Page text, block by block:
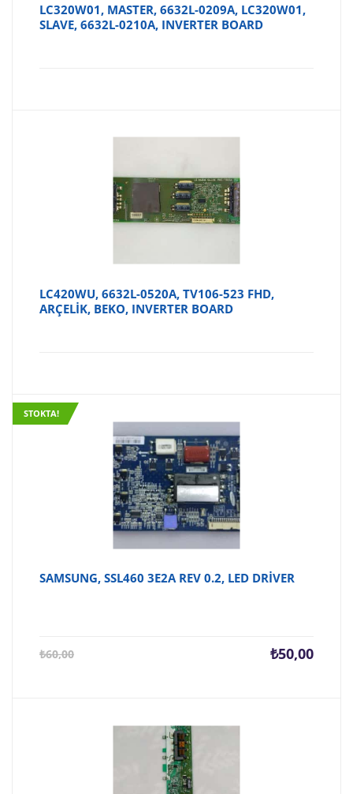
LC320W01, MASTER, 6632L-0209A, LC320W01,
SLAVE, 6632L-0210A, INVERTER BOARD
LC420WU, 6632L-0520A, TV106-523 FHD,
ARÇELİK, BEKO, INVERTER BOARD
STOKTA!
SAMSUNG, SSL460 3E2A REV 0.2, LED DRİVER
₺60,00 ₺50,00
Şu